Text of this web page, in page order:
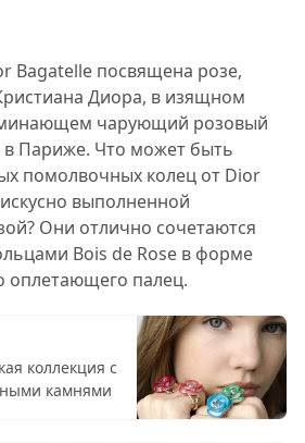
Bagatelle посвящена розе,
Диора, в изящном
чарующий розовый
в Париже. Что может быть
помолвочных колец от Dior
выполненной
Они отлично сочетаются
Bois de Rose в форме
оплетающего палец.
коллекция с
камнями